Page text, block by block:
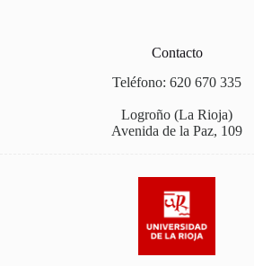
Contacto
Teléfono: 620 670 335
Logroño (La Rioja)
Avenida de la Paz, 109